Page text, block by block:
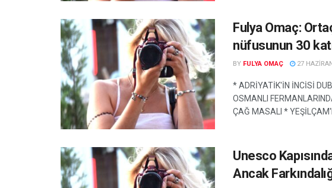
Fulya Omaç:
nüfusunun 30
BY FULYA OMAÇ 27
* ADRİYATİK'İN İNCİSİ
OSMANLI
ÇAĞ MASALI *
Unesco
Ancak